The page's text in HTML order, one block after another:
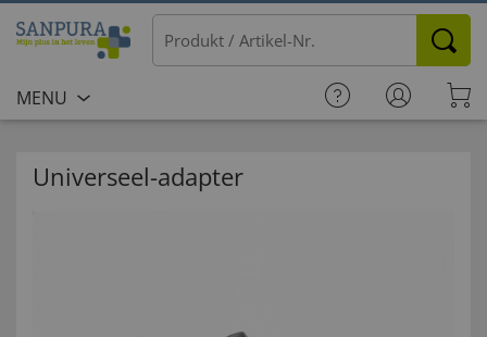
MENU
Universeel-adapter